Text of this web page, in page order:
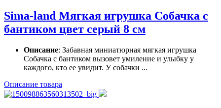
Sima-land Мягкая игрушка Собачка с
бантиком цвет серый 8 см
Описание: Забавная миниатюрная мягкая игрушка
Собачка с бантиком вызовет умиление и улыбку у
каждого, кто ее увидит. У собачки ...
Описание товара